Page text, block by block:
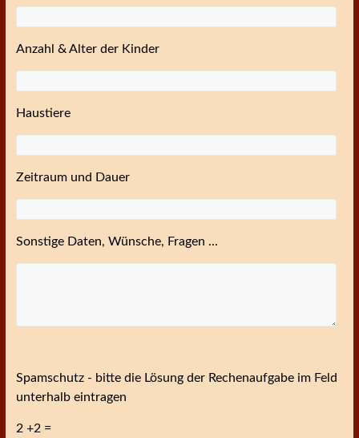
Anzahl & Alter der Kinder
Haustiere
Zeitraum und Dauer
Sonstige Daten, Wünsche, Fragen ...
Spamschutz - bitte die Lösung der Rechenaufgabe im Feld
unterhalb eintragen
2 +2 =